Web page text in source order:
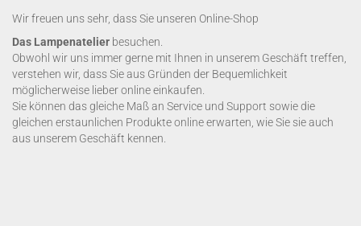
Wir freuen uns sehr, dass Sie unseren Online-Shop
Das Lampenatelier besuchen.
Obwohl wir uns immer gerne mit Ihnen in unserem Geschäft treffen,
verstehen wir, dass Sie aus Gründen der Bequemlichkeit
möglicherweise lieber online einkaufen.
Sie können das gleiche Maß an Service und Support sowie die
gleichen erstaunlichen Produkte online erwarten, wie Sie sie auch
aus unserem Geschäft kennen.